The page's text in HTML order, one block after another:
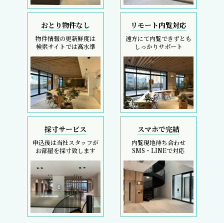
おとり物件なし
物件情報の更新鮮度は
検索サイトでは高水準
リモート内覧対応
遠方にて内覧できずとも
しっかりサポート
採寸サービス
申込後は当社スタッフが
お部屋を採寸致します
スマホで完結
内覧現地待ち合わせ
SMS・LINEで対応